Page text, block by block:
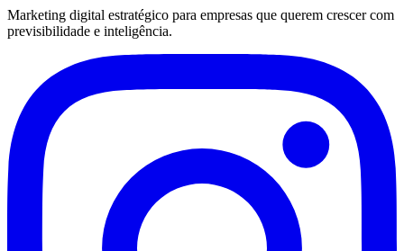
Marketing digital estratégico para empresas que querem crescer com
previsibilidade e inteligência.